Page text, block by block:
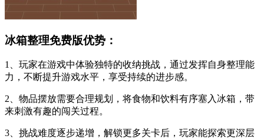
冰箱整理免费版优势：
1、玩家在游戏中体验独特的收纳挑战，通过发挥自身整理能
力，不断提升游戏水平，享受持续的进步感。
2、物品摆放需要合理规划，将食物和饮料有序塞入冰箱，带
来刺激有趣的闯关过程。
3、挑战难度逐步递增，解锁更多关卡后，玩家能探索更深层